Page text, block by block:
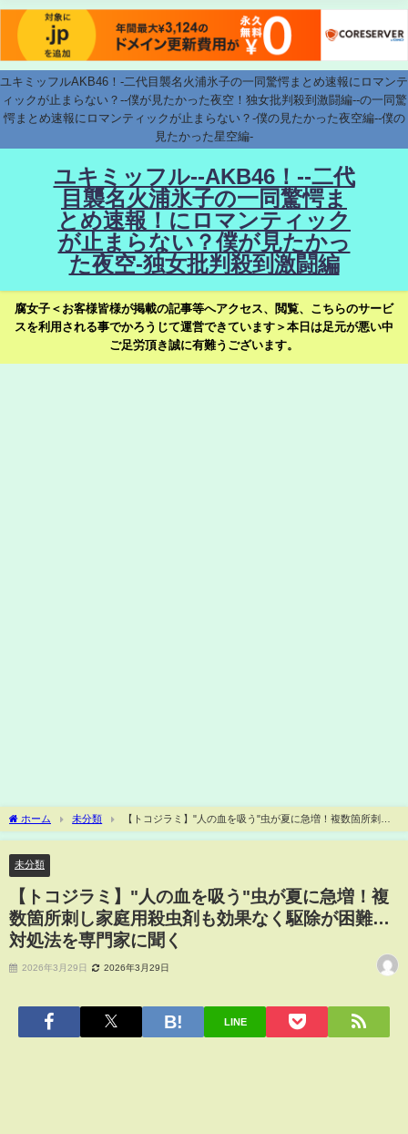
ユキミッフルAKB46！-二代目襲名火浦氷子の一同驚愕まとめ速報にロマンテ
ィックが止まらない？--僕が見たかった夜空！独女批判殺到激闘編--の一同驚
愕まとめ速報にロマンティックが止まらない？-僕の見たかった夜空編--僕の
見たかった星空編-
ユキミッフル--AKB46！--二代
目襲名火浦氷子の一同驚愕ま
とめ速報！にロマンティック
が止まらない？僕が見たかっ
た夜空-独女批判殺到激闘編
腐女子＜お客様皆様が掲載の記事等へアクセス、閲覧、こちらのサービ
スを利用される事でかろうじて運営できています＞本日は足元が悪い中
ご足労頂き誠に有難うございます。
ホーム 未分類
【トコジラミ】"人の血を吸う"虫が夏に急増！複数箇所刺し
家庭用殺虫剤も効果なく駆除が困難…対処法を専門家に聞く
未分類
【トコジラミ】"人の血を吸う"虫が夏に急増！複
数箇所刺し家庭用殺虫剤も効果なく駆除が困難…
対処法を専門家に聞く
2026年3月29日 2026年3月29日
LINE